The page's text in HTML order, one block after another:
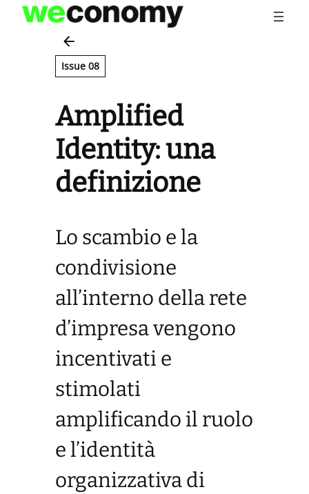
Vai
contenuto
Issue 08
Amplified
Identity: una
definizione
Lo scambio e la
condivisione
all’interno della rete
d’impresa vengono
incentivati e
stimolati
amplificando il ruolo
e l’identità
organizzativa di